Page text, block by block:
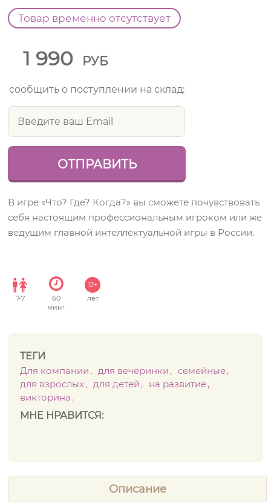
Товар временно отсутствует
1 990 РУБ
сообщить о поступлении на склад:
В игре «Что? Где? Когда?» вы сможете почувствовать
себя настоящим профессиональным игроком или же
ведущим главной интеллектуальной игры в России.
7-7
60
мин+
12+
лет
ТЕГИ
Для компании
для вечеринки
семейные
для взрослых
для детей
на развитие
викторина
МНЕ НРАВИТСЯ:
Описание